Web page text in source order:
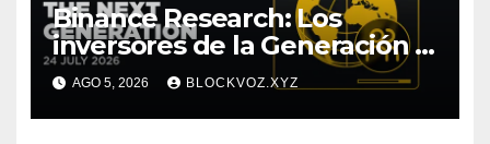
Binance Research: Los
inversores de la Generación Z
empiezan más jóvenes y
muestran mayor disciplina
financiera
AGO 5, 2026 BLOCKVOZ.XYZ